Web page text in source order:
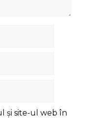
și site-ul web în